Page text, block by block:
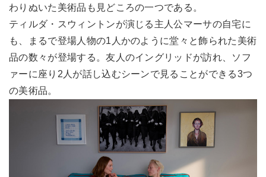
わりぬいた美術品も見どころの一つである。
ティルダ・スウィントンが演じる主人公マーサの自宅に
も、まるで登場人物の1人かのように堂々と飾られた美術
品の数々が登場する。友人のイングリッドが訪れ、ソフ
ァーに座り2人が話し込むシーンで見ることができる3つ
の美術品。